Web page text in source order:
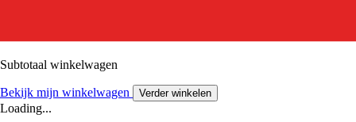
Subtotaal winkelwagen
Bekijk mijn winkelwagen Verder winkelen
Loading...